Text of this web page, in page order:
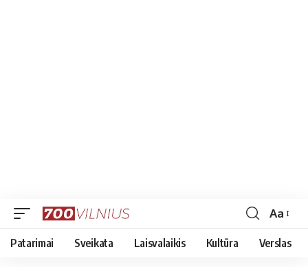
Font
Resizer
Aa
Patarimai Sveikata Laisvalaikis Kultūra Verslas